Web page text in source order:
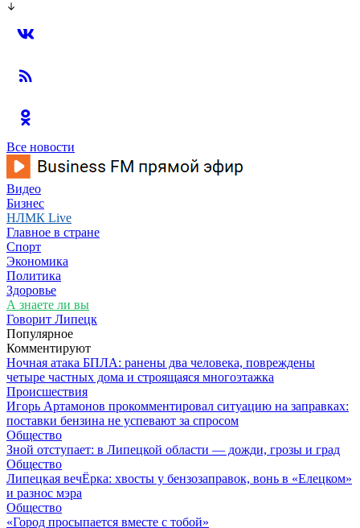
Все новости
Видео
Бизнес
НЛМК Live
Главное в стране
Спорт
Экономика
Политика
Здоровье
А знаете ли вы
Говорит Липецк
Популярное
Комментируют
Ночная атака БПЛА: ранены два человека, повреждены
четыре частных дома и строящаяся многоэтажка
Происшествия
Игорь Артамонов прокомментировал ситуацию на заправках:
поставки бензина не успевают за спросом
Общество
Зной отступает: в Липецкой области — дожди, грозы и град
Общество
Липецкая вечЁрка: хвосты у бензозаправок, вонь в «Елецком»
и разнос мэра
Общество
«Город просыпается вместе с тобой»